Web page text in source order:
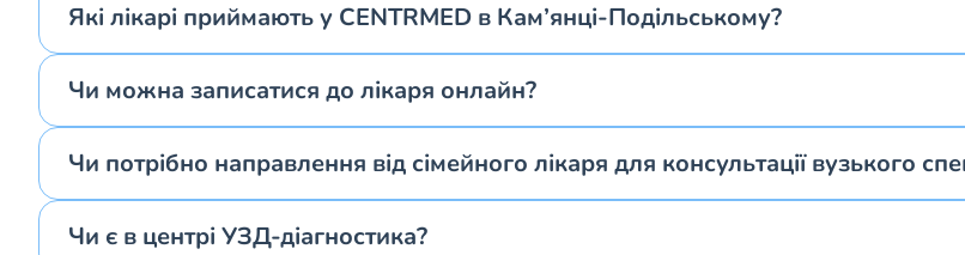
Які лікарі приймають у CENTRMED в Кам’янці-Подільському?
Чи можна записатися до лікаря онлайн?
Чи потрібно направлення від сімейного лікаря для консультації вузького
Чи є в центрі УЗД-діагностика?